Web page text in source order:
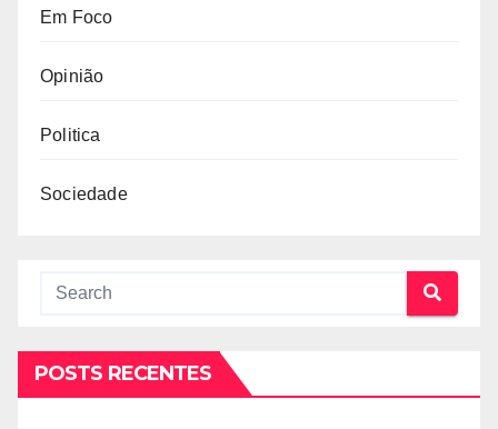
Em Foco
Opinião
Politica
Sociedade
POSTS RECENTES